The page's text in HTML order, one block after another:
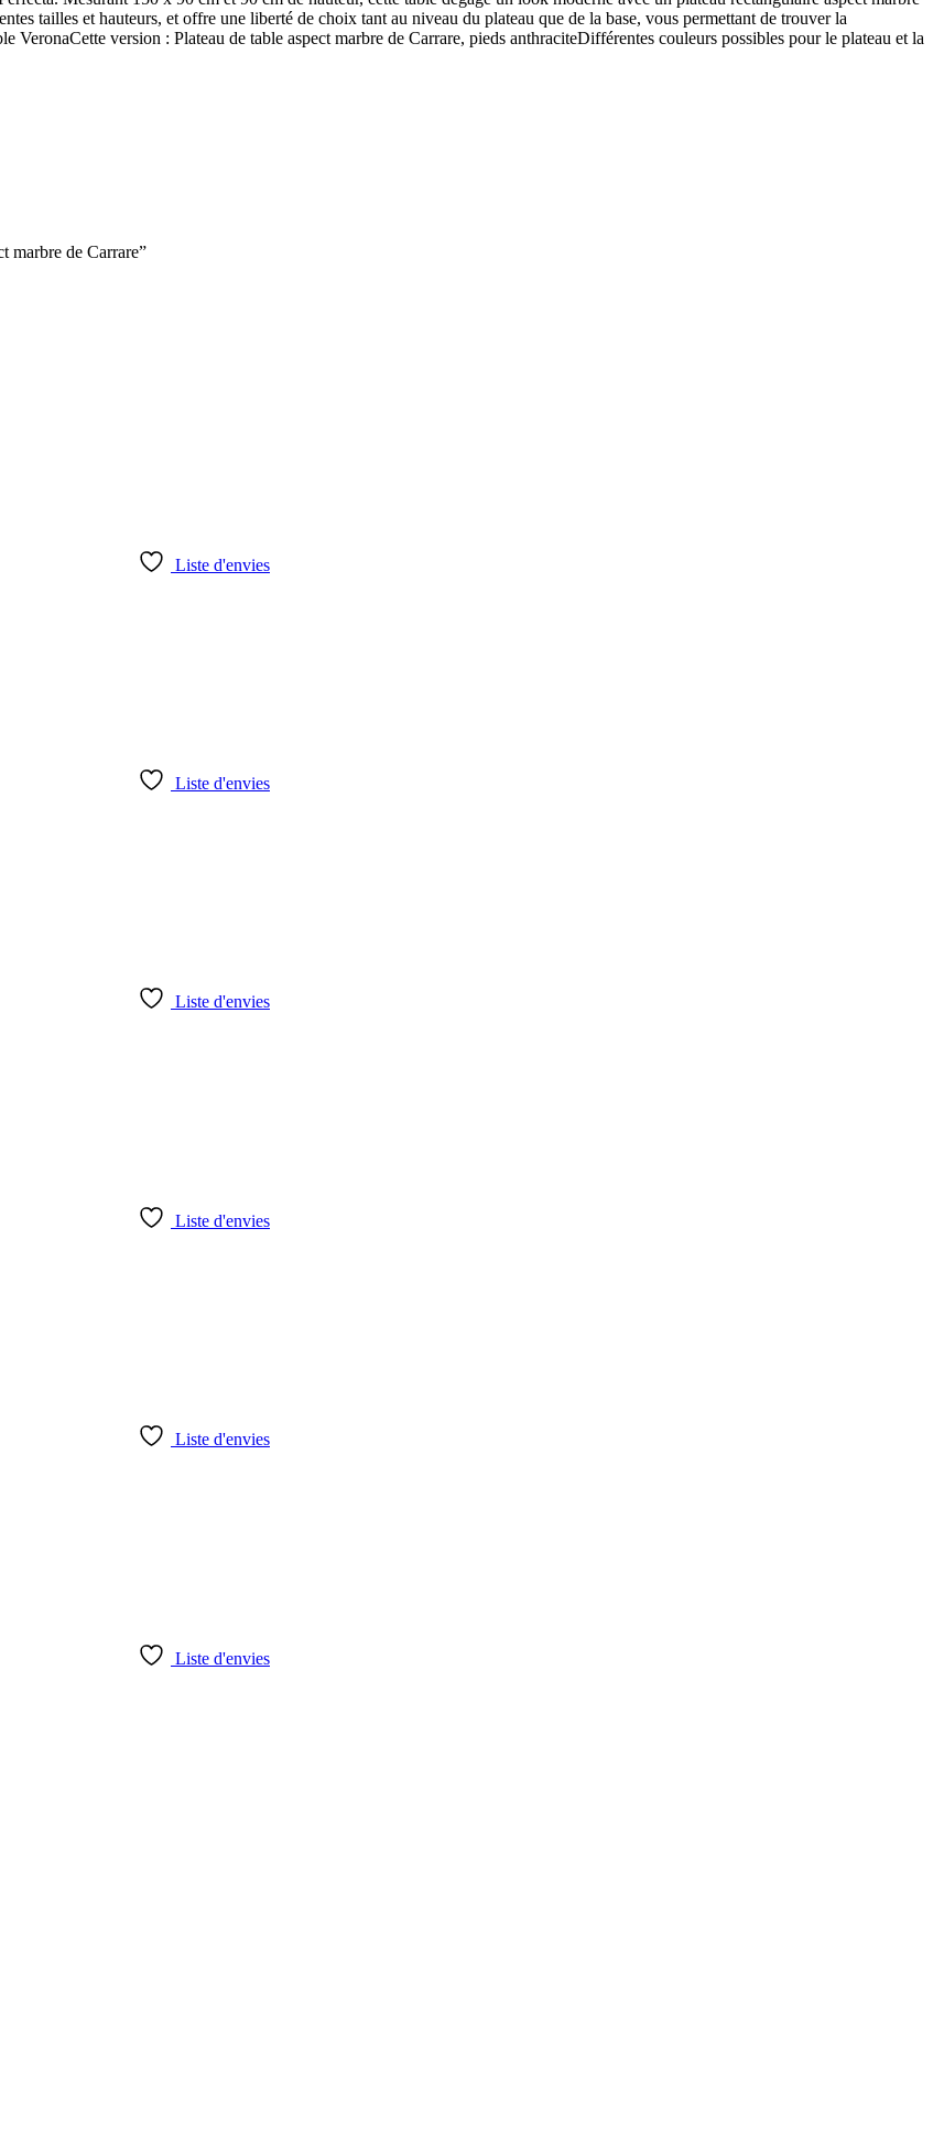
Carrare
tailles et hauteurs, et offre une liberté de choix tant au niveau du plateau que de la base, vous permettant de trouver la
version : Plateau de table aspect marbre de Carrare, pieds anthraciteDifférentes couleurs possibles pour le plateau et la
marbre de Carrare”
Liste d'envies
Liste d'envies
Liste d'envies
Liste d'envies
Liste d'envies
Liste d'envies